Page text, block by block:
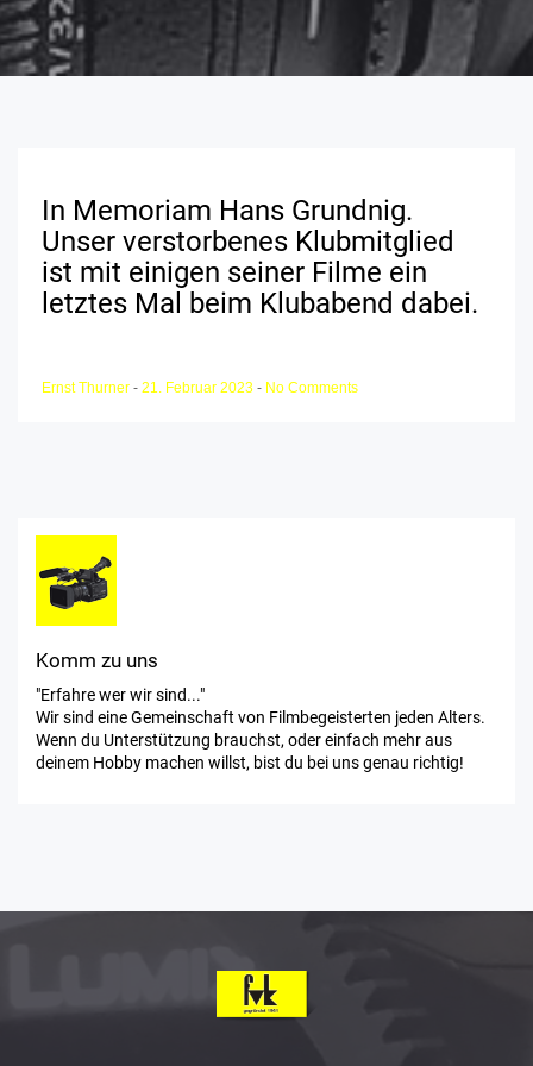
In Memoriam Hans Grundnig.
Unser verstorbenes Klubmitglied
ist mit einigen seiner Filme ein
letztes Mal beim Klubabend dabei.
Ernst Thurner - 21. Februar 2023 - No Comments
Komm zu uns
"Erfahre wer wir sind..."
Wir sind eine Gemeinschaft von Filmbegeisterten jeden Alters.
Wenn du Unterstützung brauchst, oder einfach mehr aus
deinem Hobby machen willst, bist du bei uns genau richtig!